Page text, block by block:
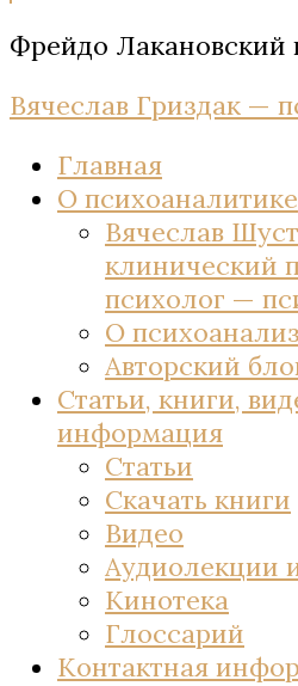
Фрейдо Лакановский
Вячеслав Гриздак —
Главная
О психоаналитике
Вячеслав
клинический
психолог —
О
Авторский
Статьи, книги,
информация
Статьи
Скачать книги
Видео
Аудиолекции
Кинотека
Глоссарий
Контактная